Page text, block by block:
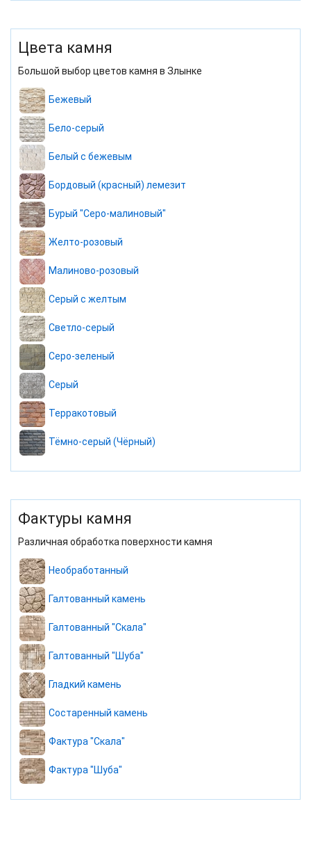
Цвета камня
Большой выбор цветов камня в Злынке
Бежевый
Бело-серый
Белый с бежевым
Бордовый (красный) лемезит
Бурый "Серо-малиновый"
Желто-розовый
Малиново-розовый
Серый с желтым
Светло-серый
Серо-зеленый
Серый
Терракотовый
Тёмно-серый (Чёрный)
Фактуры камня
Различная обработка поверхности камня
Необработанный
Галтованный камень
Галтованный "Скала"
Галтованный "Шуба"
Гладкий камень
Состаренный камень
Фактура "Скала"
Фактура "Шуба"